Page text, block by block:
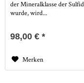
der Mineralklasse der
wurde, wird...
98,00 € *
Merken